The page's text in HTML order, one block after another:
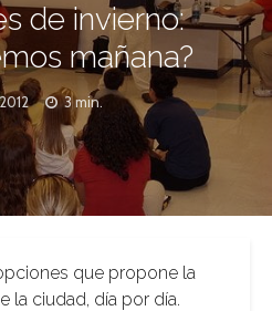
de invierno:
mañana?
3 min.
que propone la
la ciudad, día por día.